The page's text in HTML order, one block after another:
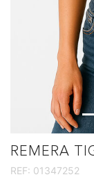
REMERA
REF: 01347252